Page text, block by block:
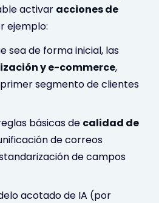
activar acciones de
ejemplo:
sea de forma inicial, las
y e-commerce,
segmento de clientes
básicas de calidad de
de correos
de campos
acotado de IA (por